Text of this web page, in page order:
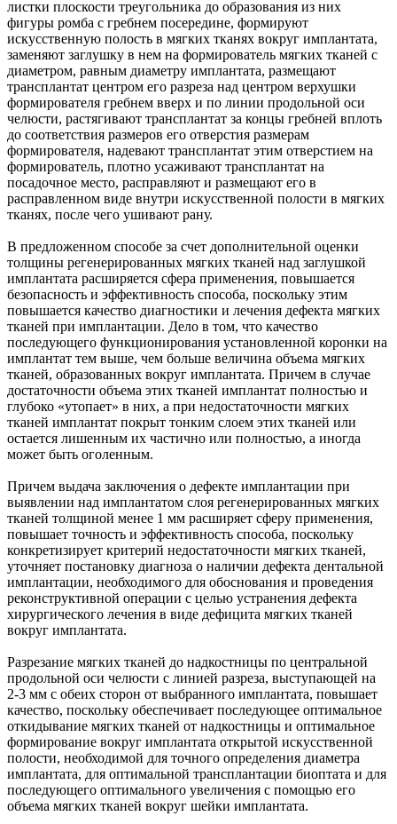
листки плоскости треугольника до образования из них
фигуры ромба с гребнем посередине, формируют
искусственную полость в мягких тканях вокруг имплантата,
заменяют заглушку в нем на формирователь мягких тканей с
диаметром, равным диаметру имплантата, размещают
трансплантат центром его разреза над центром верхушки
формирователя гребнем вверх и по линии продольной оси
челюсти, растягивают трансплантат за концы гребней вплоть
до соответствия размеров его отверстия размерам
формирователя, надевают трансплантат этим отверстием на
формирователь, плотно усаживают трансплантат на
посадочное место, расправляют и размещают его в
расправленном виде внутри искусственной полости в мягких
тканях, после чего ушивают рану.
В предложенном способе за счет дополнительной оценки
толщины регенерированных мягких тканей над заглушкой
имплантата расширяется сфера применения, повышается
безопасность и эффективность способа, поскольку этим
повышается качество диагностики и лечения дефекта мягких
тканей при имплантации. Дело в том, что качество
последующего функционирования установленной коронки на
имплантат тем выше, чем больше величина объема мягких
тканей, образованных вокруг имплантата. Причем в случае
достаточности объема этих тканей имплантат полностью и
глубоко «утопает» в них, а при недостаточности мягких
тканей имплантат покрыт тонким слоем этих тканей или
остается лишенным их частично или полностью, а иногда
может быть оголенным.
Причем выдача заключения о дефекте имплантации при
выявлении над имплантатом слоя регенерированных мягких
тканей толщиной менее 1 мм расширяет сферу применения,
повышает точность и эффективность способа, поскольку
конкретизирует критерий недостаточности мягких тканей,
уточняет постановку диагноза о наличии дефекта дентальной
имплантации, необходимого для обоснования и проведения
реконструктивной операции с целью устранения дефекта
хирургического лечения в виде дефицита мягких тканей
вокруг имплантата.
Разрезание мягких тканей до надкостницы по центральной
продольной оси челюсти с линией разреза, выступающей на
2-3 мм с обеих сторон от выбранного имплантата, повышает
качество, поскольку обеспечивает последующее оптимальное
откидывание мягких тканей от надкостницы и оптимальное
формирование вокруг имплантата открытой искусственной
полости, необходимой для точного определения диаметра
имплантата, для оптимальной трансплантации биоптата и для
последующего оптимального увеличения с помощью его
объема мягких тканей вокруг шейки имплантата.